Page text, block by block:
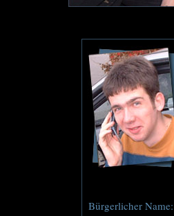
Bürgerlicher Name: